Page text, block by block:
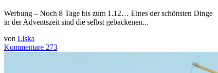
Werbung – Noch 8 Tage bis zum 1.12… Eines der schönsten Dinge
in der Adventszeit sind die selbst gebackenen...
von Liska
Kommentare 273